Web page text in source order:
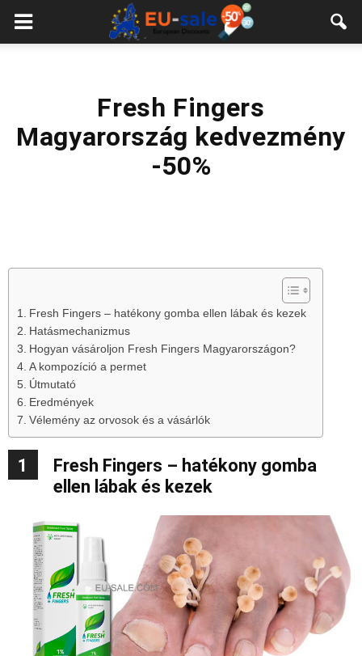
European
Fresh Fingers
Magyarország kedvezmény
-50%
Fresh Fingers – hatékony gomba ellen lábak és kezek
Hatásmechanizmus
Hogyan vásároljon Fresh Fingers Magyarországon?
A kompozíció a permet
Útmutató
Eredmények
Vélemény az orvosok és a vásárlók
1
Fresh Fingers – hatékony gomba
ellen lábak és kezek